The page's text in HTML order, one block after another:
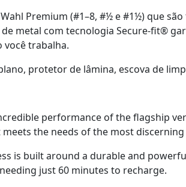
Premium (#1–8, #½ e #1½) que
metal com tecnologia Secure-fit®
você trabalha.
protetor de lâmina, escova de
performance of the flagship
the needs of the most discerning
is built around a durable and
just 60 minutes to recharge.